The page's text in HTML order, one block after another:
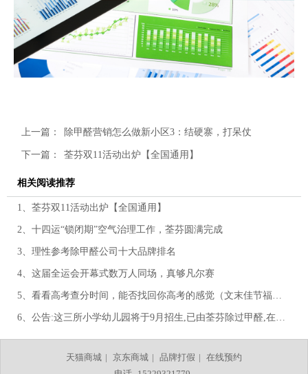
上一篇： 除甲醛营销怎么做新小区3：结硬寨，打呆仗
下一篇： 荃芬双11活动出炉【全国通用】
相关阅读推荐
1、荃芬双11活动出炉【全国通用】
2、十四运“锁闭期”空气治理工作，荃芬圆满完成
3、理性参考除甲醛公司十大品牌排名
4、这届全运会开幕式数万人同场，真够凡尔赛
天猫商城 | 京东商城 | 品牌打假 | 在线预约